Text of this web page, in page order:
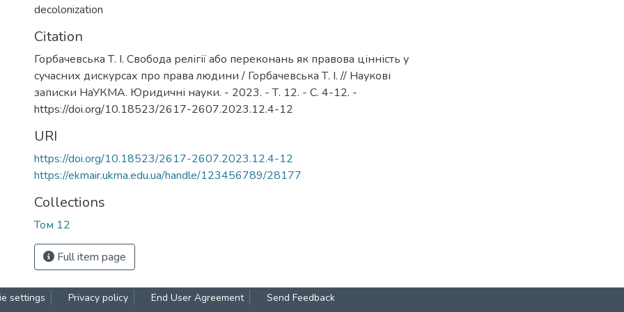
decolonization
Citation
Горбачевська Т. І. Свобода релігії або переконань як правова цінність у
сучасних дискурсах про права людини / Горбачевська Т. І. // Наукові
записки НаУКМА. Юридичні науки. - 2023. - Т. 12. - С. 4-12. -
https://doi.org/10.18523/2617-2607.2023.12.4-12
URI
https://doi.org/10.18523/2617-2607.2023.12.4-12
https://ekmair.ukma.edu.ua/handle/123456789/28177
Collections
Том 12
Full item page
settings Privacy policy End User Agreement Send Feedback